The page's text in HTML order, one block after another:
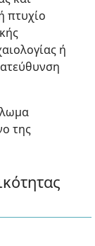
πτυχίο
ή
της